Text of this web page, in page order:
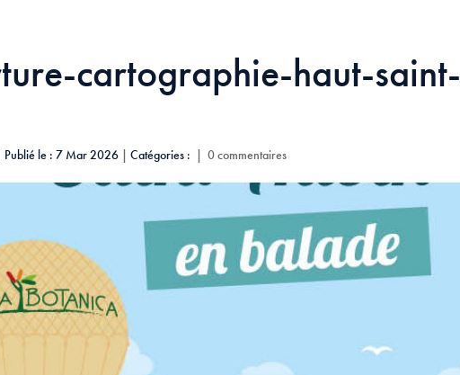
cartographie-haut-saint-
Publié le : 7 Mar 2026 | Catégories : | 0 commentaires